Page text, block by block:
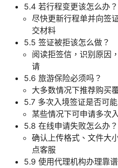
5.4 若行程变更该怎么办？
尽快更新行程单并向签
交材料
5.5 签证被拒该怎么做？
阅读拒签信，识别原因
请
5.6 旅游保险必须吗？
大多数情况下推荐购买
5.7 多次入境签证是否可能
某些情况下可申请多次
5.8 在线申请失败怎么办？
确认上传格式、文件大
点客服
5.9 使用代理机构办理靠